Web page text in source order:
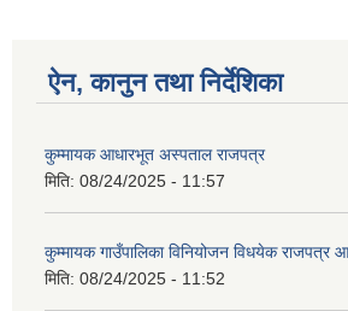
ऐन, कानुन तथा निर्देशिका
कुम्मायक आधारभूत अस्पताल राजपत्र
मिति: 08/24/2025 - 11:57
कुम्मायक गाउँपालिका विनियोजन विधयेक
मिति: 08/24/2025 - 11:52